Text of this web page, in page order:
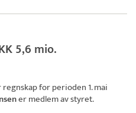
5,6 mio.
for perioden 1. mai
er medlem av styret.